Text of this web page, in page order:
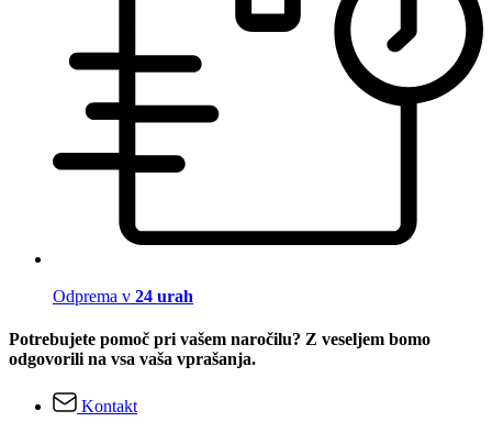
Odprema v 24 urah
Potrebujete pomoč pri vašem naročilu? Z veseljem bomo
odgovorili na vsa vaša vprašanja.
Kontakt